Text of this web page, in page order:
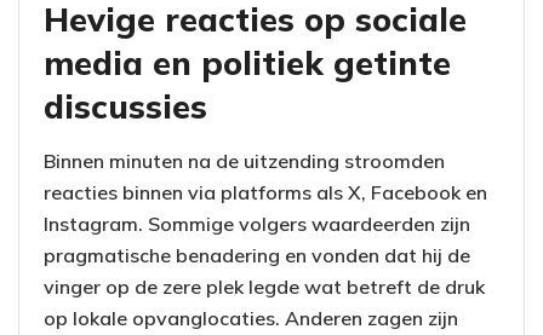
Hevige reacties op sociale
media en politiek getinte
discussies
Binnen minuten na de uitzending stroomden
reacties binnen via platforms als X, Facebook en
Instagram. Sommige volgers waardeerden zijn
pragmatische benadering en vonden dat hij de
vinger op de zere plek legde wat betreft de druk
op lokale opvanglocaties. Anderen zagen zijn